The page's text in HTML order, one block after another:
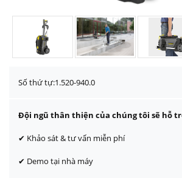
Số thứ tự:1.520-940.0
Đội ngũ thân thiện của chúng tôi sẽ hỗ
✔ Khảo sát & tư vấn miễn phí
✔ Demo tại nhà máy